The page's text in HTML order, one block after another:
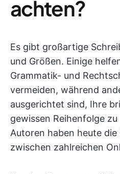
achten?
Es gibt großartige
und Größen. Einige
Grammatik- und
vermeiden, während
ausgerichtet sind, Ihre
gewissen Reihenfolge
Autoren haben heute die
zwischen zahlreichen